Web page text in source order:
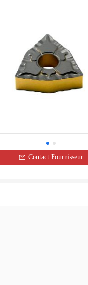
Contact Fournisseur